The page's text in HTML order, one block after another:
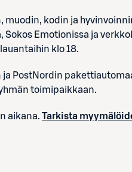
muodin, kodin ja
Emotionissa ja
klo 18.
PostNordin
toimipaikkaan.
aikana. Tarkista